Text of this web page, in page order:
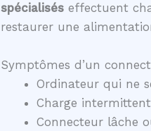
spécialisés effectuent
restaurer une
Symptômes d’un
Ordinateur qui ne
Charge
Connecteur lâche